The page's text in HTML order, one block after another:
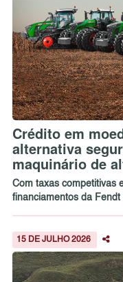
Crédito em
alternativa
maquinário de
Com taxas competitivas
financiamentos da
15 DE JULHO 2026